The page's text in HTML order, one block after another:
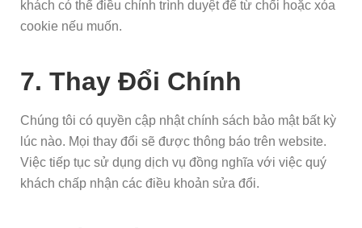
khách có thể điều chỉnh trình duyệt để từ chối hoặc xóa
cookie nếu muốn.
7. Thay Đổi Chính
Chúng tôi có quyền cập nhật chính sách bảo mật bất kỳ
lúc nào. Mọi thay đổi sẽ được thông báo trên website.
Việc tiếp tục sử dụng dịch vụ đồng nghĩa với việc quý
khách chấp nhận các điều khoản sửa đổi.